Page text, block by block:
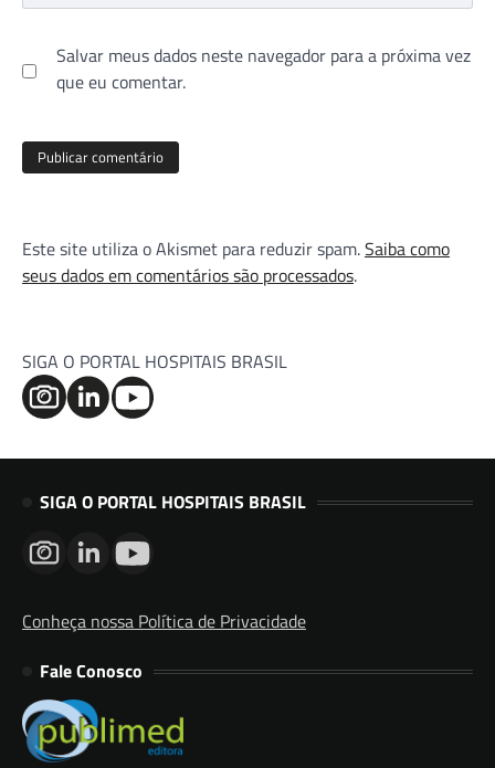
Salvar meus dados neste navegador para a próxima vez
que eu comentar.
Este site utiliza o Akismet para reduzir spam.Saiba como
seus dados em comentários são processados.
SIGA O PORTAL HOSPITAIS BRASIL
SIGA O PORTAL HOSPITAIS BRASIL
Conheça nossa Política de Privacidade
Fale Conosco